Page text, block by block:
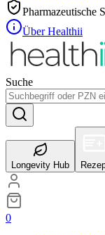
Pharmazeutische
Über Healthii
Suche
Longevity Hub
0